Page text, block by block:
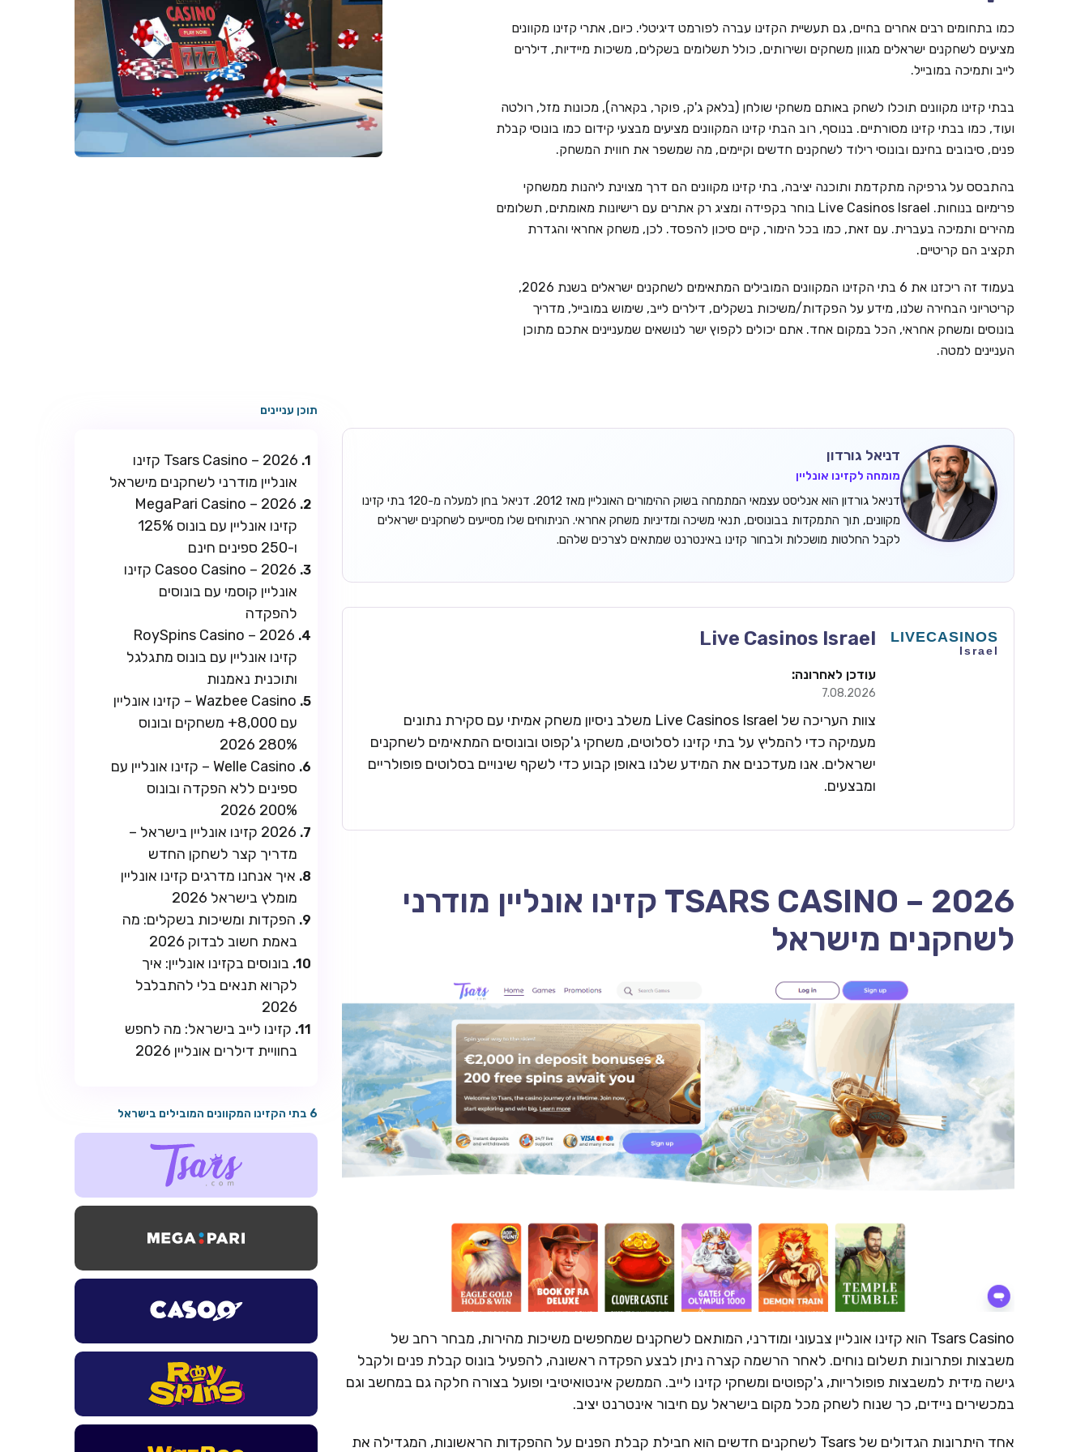
כמו בתחומים רבים אחרים בחיים, גם תעשיית הקזינו עברה לפורמט דיגיטלי. כיום, אתרי קזינו מקוונים
מציעים לשחקנים ישראלים מגוון משחקים ושירותים, כולל תשלומים בשקלים, משיכות מיידיות, דילרים
לייב ותמיכה במובייל.
בבתי קזינו מקוונים תוכלו לשחק באותם משחקי שולחן (בלאק ג'ק, פוקר, בקארה), מכונות מזל, רולטה
ועוד, כמו בבתי קזינו מסורתיים. בנוסף, רוב הבתי קזינו המקוונים מציעים מבצעי קידום כמו בונוסי קבלת
פנים, סיבובים בחינם ובונוסי רילוד לשחקנים חדשים וקיימים, מה שמשפר את חווית המשחק.
בהתבסס על גרפיקה מתקדמת ותוכנה יציבה, בתי קזינו מקוונים הם דרך מצוינת ליהנות ממשחקי
פרימיום בנוחות. Live Casinos Israel בוחר בקפידה ומציג רק אתרים עם רישיונות מאומתים, תשלומים
מהירים ותמיכה בעברית. עם זאת, כמו בכל הימור, קיים סיכון להפסד. לכן, משחק אחראי והגדרת
תקציב הם קריטיים.
בעמוד זה ריכזנו את 6 בתי הקזינו המקוונים המובילים המתאימים לשחקנים ישראלים בשנת 2026,
קריטריוני הבחירה שלנו, מידע על הפקדות/משיכות בשקלים, דילרים לייב, שימוש במובייל, מדריך
בונוסים ומשחק אחראי, הכל במקום אחד. אתם יכולים לקפוץ ישר לנושאים שמעניינים אתכם מתוכן
העניינים למטה.
דניאל גורדון
מומחה לקזינו אונליין
דניאל גורדון הוא אנליסט עצמאי המתמחה בשוק ההימורים האונליין מאז 2012. דניאל בחן למעלה מ-120 בתי קזינו
מקוונים, תוך התמקדות בבונוסים, תנאי משיכה ומדיניות משחק אחראי. הניתוחים שלו מסייעים לשחקנים ישראלים
לקבל החלטות מושכלות ולבחור קזינו באינטרנט שמתאים לצרכים שלהם.
Live Casinos Israel
עודכן לאחרונה:
7.08.2026
צוות העריכה של Live Casinos Israel משלב ניסיון משחק אמיתי עם סקירת נתונים
מעמיקה כדי להמליץ על בתי קזינו לסלוטים, משחקי ג'קפוט ובונוסים המתאימים לשחקנים
ישראלים. אנו מעדכנים את המידע שלנו באופן קבוע כדי לשקף שינויים בסלוטים פופולריים
ומבצעים.
TSARS CASINO – 2026 קזינו אונליין מודרני
לשחקנים מישראל
Tsars Casino הוא קזינו אונליין צבעוני ומודרני, המותאם לשחקנים שמחפשים משיכות מהירות, מבחר רחב של
משבצות ופתרונות תשלום נוחים. לאחר הרשמה קצרה ניתן לבצע הפקדה ראשונה, להפעיל בונוס קבלת פנים ולקבל
גישה מידית למשבצות פופולריות, ג'קפוטים ומשחקי קזינו לייב. הממשק אינטואיטיבי ופועל בצורה חלקה גם במחשב וגם
במכשירים ניידים, כך שנוח לשחק מכל מקום בישראל עם חיבור אינטרנט יציב.
אחד היתרונות הגדולים של Tsars לשחקנים חדשים הוא חבילת קבלת הפנים על ההפקדות הראשונות, המגדילה את
תוכן עניינים
Tsars Casino – 2026 קזינו
אונליין מודרני לשחקנים מישראל
MegaPari Casino – 2026
קזינו אונליין עם בונוס 125%
ו-250 ספינים חינם
Casoo Casino – 2026 קזינו
אונליין קוסמי עם בונוסים
להפקדה
RoySpins Casino – 2026
קזינו אונליין עם בונוס מתגלגל
ותוכנית נאמנות
Wazbee Casino – קזינו אונליין
עם 8,000+ משחקים ובונוס
280% 2026
Welle Casino – קזינו אונליין עם
ספינים ללא הפקדה ובונוס
200% 2026
2026 קזינו אונליין בישראל –
מדריך קצר לשחקן החדש
איך אנחנו מדרגים קזינו אונליין
מומלץ בישראל 2026
הפקדות ומשיכות בשקלים: מה
באמת חשוב לבדוק 2026
בונוסים בקזינו אונליין: איך
לקרוא תנאים בלי להתבלבל
2026
קזינו לייב בישראל: מה לחפש
בחוויית דילרים אונליין 2026
6 בתי הקזינו המקוונים המובילים בישראל